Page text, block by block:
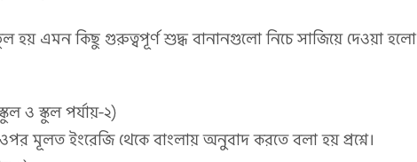
হয় এমন কিছু গুরুত্বপূর্ণ শুদ্ধ বানানগুলো নিচে সাজিয়ে দেওয়া হলো
ও স্কুল পর্যায়-২)
মূলত ইংরেজি থেকে বাংলায় অনুবাদ করতে বলা হয় প্রশ্নে।